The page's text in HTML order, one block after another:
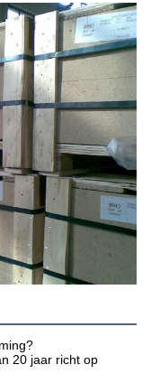
20 jaar richt op